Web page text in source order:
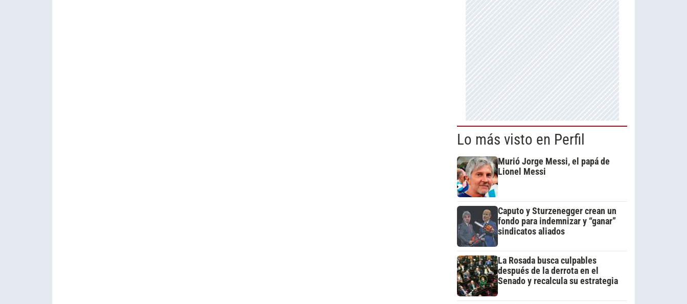
Lo más visto en Perfil
Murió Jorge Messi, el papá de
Lionel Messi
Caputo y Sturzenegger crean un
fondo para indemnizar y “ganar”
sindicatos aliados
La Rosada busca culpables
después de la derrota en el
Senado y recalcula su estrategia